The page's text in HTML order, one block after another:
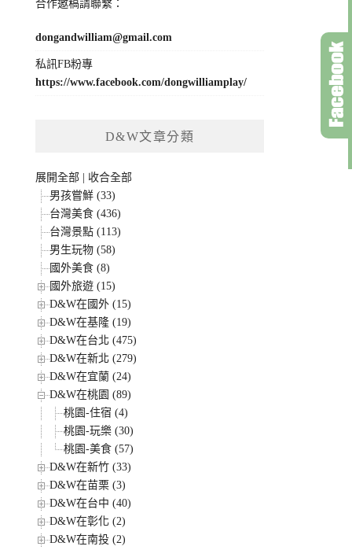
合作邀稿請聯繫：
dongandwilliam@gmail.com
私訊FB粉專
https://www.facebook.com/dongwilliamplay/
D&W文章分類
展開全部
收合全部
男孩嘗鮮 (33)
台灣美食 (436)
台灣景點 (113)
男生玩物 (58)
國外美食 (8)
國外旅遊 (15)
D&W在國外 (15)
D&W在基隆 (19)
D&W在台北 (475)
D&W在新北 (279)
D&W在宜蘭 (24)
D&W在桃園 (89)
桃園-住宿 (4)
桃園-玩樂 (30)
桃園-美食 (57)
D&W在新竹 (33)
D&W在苗栗 (3)
D&W在台中 (40)
D&W在彰化 (2)
D&W在南投 (2)